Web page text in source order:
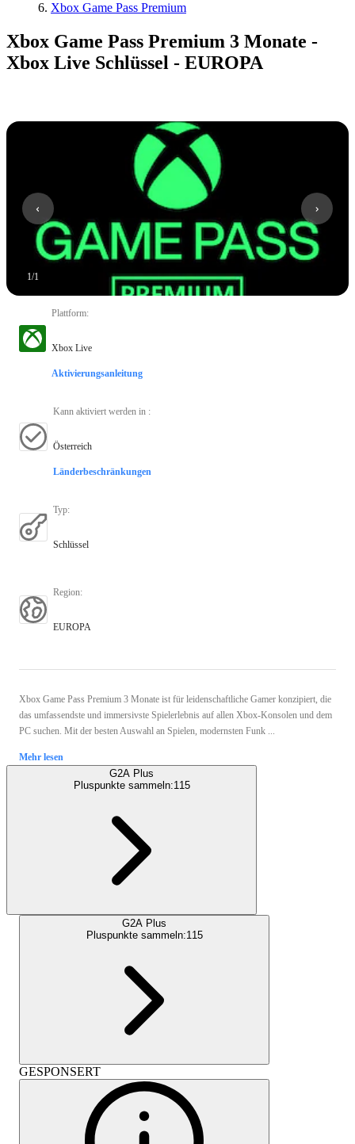
Xbox Game Pass Premium
Xbox Game Pass Premium 3 Monate -
Xbox Live Schlüssel - EUROPA
1/1
Plattform:
Xbox Live
Aktivierungsanleitung
Kann aktiviert werden in :
Österreich
Länderbeschränkungen
Typ:
Schlüssel
Region:
EUROPA
Xbox Game Pass Premium 3 Monate ist für leidenschaftliche Gamer konzipiert, die
das umfassendste und immersivste Spielerlebnis auf allen Xbox-Konsolen und dem
PC suchen. Mit der besten Auswahl an Spielen, modernsten Funk ...
Mehr lesen
G2A Plus
Pluspunkte sammeln:115
G2A Plus
Pluspunkte sammeln:115
GESPONSERT